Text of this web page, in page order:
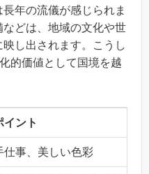
年の流儀が感じられま
どは、地域の文化や世
し出されます。こうし
的価値として国境を越
イント
仕事、美しい色彩